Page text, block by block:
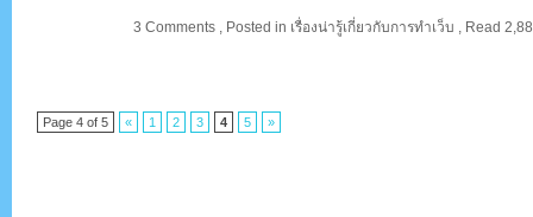
3 Comments , Posted in เรื่องน่ารู้เกี่ยวกับการทำเว็บ , Read
Page 4 of 5 « 1 2 3 4 5 »